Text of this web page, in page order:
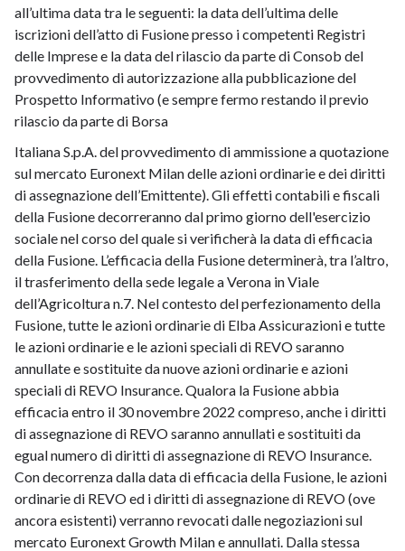
all’ultima data tra le seguenti: la data dell’ultima delle
iscrizioni dell’atto di Fusione presso i competenti Registri
delle Imprese e la data del rilascio da parte di Consob del
provvedimento di autorizzazione alla pubblicazione del
Prospetto Informativo (e sempre fermo restando il previo
rilascio da parte di Borsa
Italiana S.p.A. del provvedimento di ammissione a quotazione
sul mercato Euronext Milan delle azioni ordinarie e dei diritti
di assegnazione dell’Emittente). Gli effetti contabili e fiscali
della Fusione decorreranno dal primo giorno dell'esercizio
sociale nel corso del quale si verificherà la data di efficacia
della Fusione. L’efficacia della Fusione determinerà, tra l’altro,
il trasferimento della sede legale a Verona in Viale
dell’Agricoltura n.7. Nel contesto del perfezionamento della
Fusione, tutte le azioni ordinarie di Elba Assicurazioni e tutte
le azioni ordinarie e le azioni speciali di REVO saranno
annullate e sostituite da nuove azioni ordinarie e azioni
speciali di REVO Insurance. Qualora la Fusione abbia
efficacia entro il 30 novembre 2022 compreso, anche i diritti
di assegnazione di REVO saranno annullati e sostituiti da
egual numero di diritti di assegnazione di REVO Insurance.
Con decorrenza dalla data di efficacia della Fusione, le azioni
ordinarie di REVO ed i diritti di assegnazione di REVO (ove
ancora esistenti) verranno revocati dalle negoziazioni sul
mercato Euronext Growth Milan e annullati. Dalla stessa